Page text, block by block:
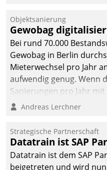
Unternehmen.
Objektsanierung
Gewobag
Bei rund 70.000
Gewobag in Berlin
Mieterwechsel pro Jahr
aufwendig genug. Wenn
Sanierungen pro Jahr
Betreuungs- und
kommunale
gemeinsam mit der
Teilprozess der
Andreas Lerchner
Strategische Partnerschaft
Datatrain ist SAP
Datatrain ist dem SAP
beigetreten und wird